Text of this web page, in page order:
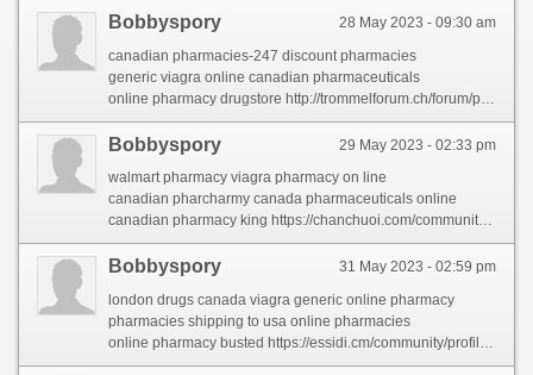
28 May 2023 - 09:30 am
Bobbyspory
canadian pharmacies-247 discount pharmacies
generic viagra online canadian pharmaceuticals
online pharmacy drugstore http://trommelforum.ch/forum/profile/franbervage/
29 May 2023 - 02:33 pm
Bobbyspory
walmart pharmacy viagra pharmacy on line
canadian pharcharmy canada pharmaceuticals online
canadian pharmacy king https://chanchuoi.com/community/profile/canadianpharmacy/
31 May 2023 - 02:59 pm
Bobbyspory
london drugs canada viagra generic online pharmacy
pharmacies shipping to usa online pharmacies
online pharmacy busted https://essidi.cm/community/profile/canadianpharmacy/